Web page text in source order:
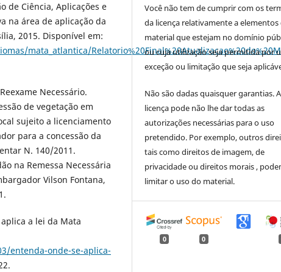
de Ciência, Aplicações e
na área de aplicação da
2015. Disponível em:
mata_atlantica/
Necessário.
de vegetação em
sujeito a licenciamento
para a concessão da
N. 140/2011.
na Remessa Necessária
Vilson Fontana,
a lei da Mata
entenda-onde-se-aplica-
Você não tem de cumprir com os
da licença relativamente a elementos
material que estejam no domínio
ou cuja utilização seja permitida por
exceção ou limitação que seja
Não são dadas quaisquer garantias. A
licença pode não lhe dar todas as
autorizações necessárias para o uso
pretendido. Por exemplo, outros
tais como direitos de imagem, de
privacidade ou direitos morais ,
limitar o uso do material.
0 0